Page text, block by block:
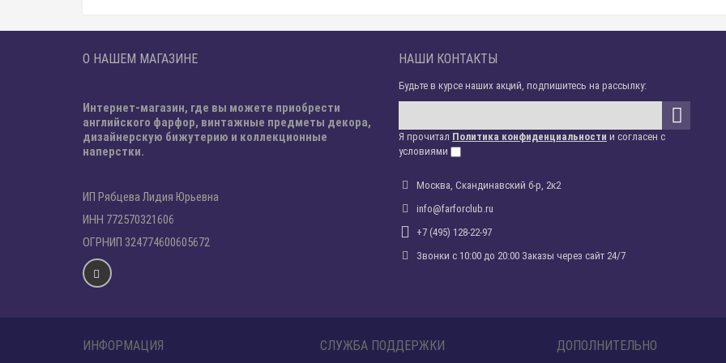
О НАШЕМ МАГАЗИНЕ
Интернет-магазин, где вы можете приобрести
английского фарфор, винтажные предметы декора,
дизайнерскую бижутерию и коллекционные
наперстки.
ИП Рябцева Лидия Юрьевна
ИНН 772570321606
ОГРНИП 324774600605672
НАШИ КОНТАКТЫ
Будьте в курсе наших акций, подпишитесь на рассылку:
Я прочитал Политика конфиденциальности и согласен с
условиями
Москва, Скандинавский б-р, 2к2
info@farforclub.ru
+7 (495) 128-22-97
Звонки c 10:00 до 20:00 Заказы через сайт 24/7
ИНФОРМАЦИЯ СЛУЖБА ПОДДЕРЖКИ ДОПОЛНИТЕЛЬНО